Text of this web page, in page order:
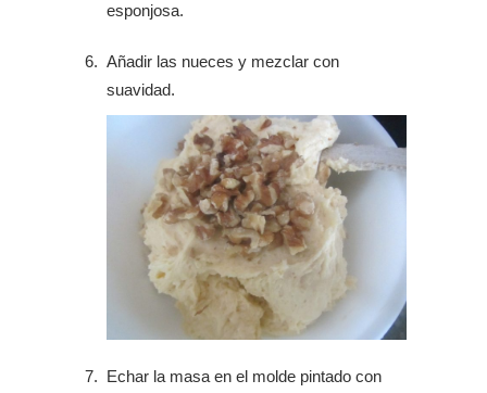
esponjosa.
Añadir las nueces y mezclar con
suavidad.
Echar la masa en el molde pintado con